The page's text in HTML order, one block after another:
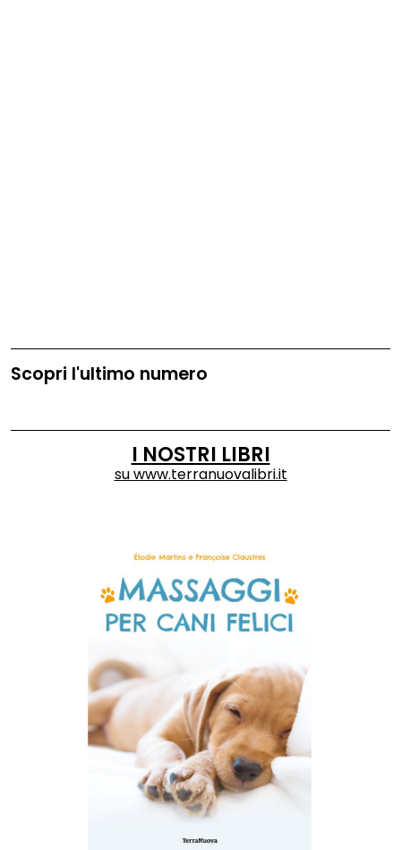
Scopri l'ultimo numero
I NOSTRI LIBRI
suwww.terranuovalibri.it